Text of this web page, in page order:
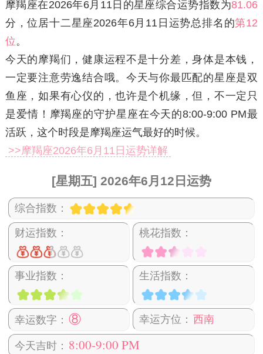
摩羯座在2026年6月11日 的星座综合运势指数为81.06
分，位居十二星座2026年6月11日运势总排名的第12
位。
今天的摩羯们，健康运程不是十分差，身体是本钱，
一定要注意劳逸结合哦。今天与你最匹配的星座是双
鱼座，如果有心仪的，也许是个机缘，但，不一定只
是爱情！摩羯座的守护星座在今天的8:00-9:00 PM最
活跃，这个时段是摩羯座运气最好的时候。
>>摩羯座2026年6月11日运势详解
[星期五] 2026年6月12日运势
综合指数：
财运指数： 桃花指数：
事业指数： 生活指数：
幸运数字： ⑧ 幸运方位： 西南
今天吉时： 8:00-9:00 PM